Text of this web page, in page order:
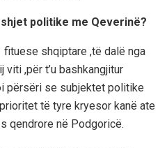
politike me Qeverinë?
shqiptare ,të dalë nga
,për t’u bashkangjitur
përsëri se subjektet politike
të tyre kryesor kanë ate
qendrore në Podgoricë.